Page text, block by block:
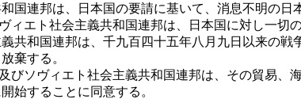
国連邦は、日本国の要請に基いて、消息不明の日
ィエト社会主義共和国連邦は、日本国に対し一切
共和国連邦は、千九百四十五年八月九日以来の
棄する。
びソヴィエト社会主義共和国連邦は、その貿易
始することに同意する。